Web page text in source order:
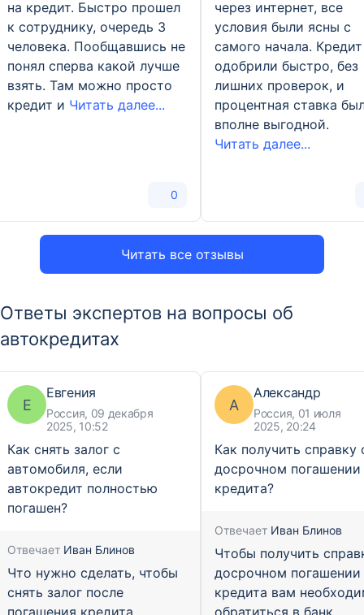
Читать все отзывы
на кредит. Быстро прошел
к сотруднику, очередь 3
человека. Пообщавшись не
понял сперва какой лучше
взять. Там можно просто
кредит и Читать далее...
0
через интернет, все
условия были ясны с
самого начала. Кредит
одобрили быстро, без
лишних проверок, и
процентная ставка
вполне выгодной.
Читать далее...
Ответы экспертов на вопросы об
автокредитах
Е
Евгения
Россия, 09 декабря
2025, 10:52
Как снять залог с
автомобиля, если
автокредит полностью
погашен?
Отвечает Иван Блинов
Что нужно сделать, чтобы
снять залог после
погашения кредита
А
Александр
Россия, 01 июля
2025, 20:24
Как получить справку
досрочном погашении
кредита?
Отвечает Иван Блинов
Чтобы получить
досрочном погашении
кредита вам